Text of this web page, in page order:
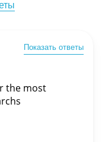
Показать ответы
the most